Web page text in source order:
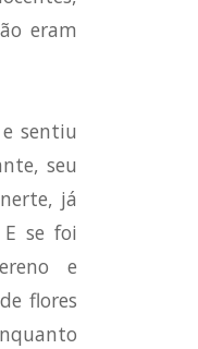
eram
sentiu
seu
já
se foi
e
flores